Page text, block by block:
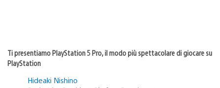
Ti presentiamo PlayStation 5 Pro, il modo più spettacolare di giocare su
PlayStation
Hideaki Nishino